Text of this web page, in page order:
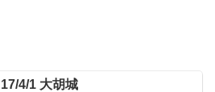
17/4/1 大胡城